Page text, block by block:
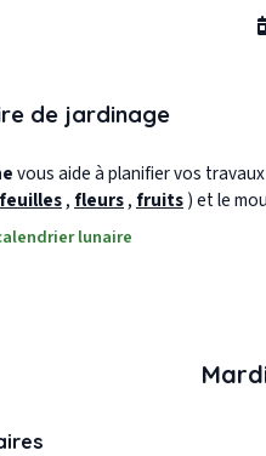
de jardinage
vous aide à planifier vos
feuilles, fleurs, fruits) et le
lunaire